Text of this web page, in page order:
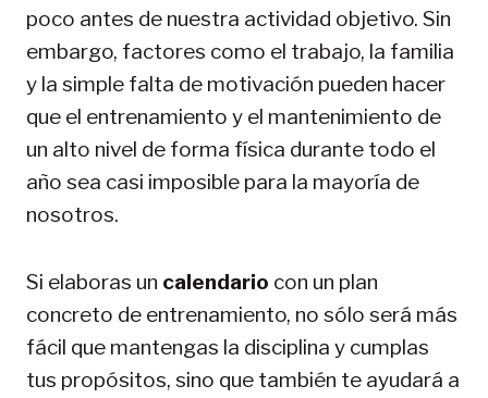
poco antes de nuestra actividad objetivo. Sin
embargo, factores como el trabajo, la familia
y la simple falta de motivación pueden hacer
que el entrenamiento y el mantenimiento de
un alto nivel de forma física durante todo el
año sea casi imposible para la mayoría de
nosotros.
Si elaboras un calendario con un plan
concreto de entrenamiento, no sólo será más
fácil que mantengas la disciplina y cumplas
tus propósitos, sino que también te ayudará a